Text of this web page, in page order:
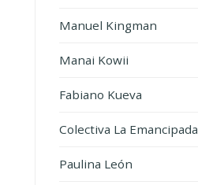
Manuel Kingman
Manai Kowii
Fabiano Kueva
Colectiva La Emancipada
Paulina León